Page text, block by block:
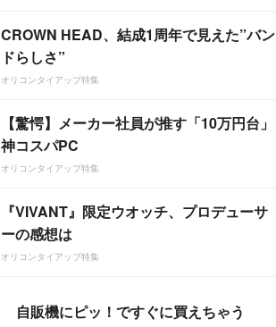
CROWN HEAD、結成1周年で見えた”バン
ドらしさ”
オリコンタイアップ特集
【驚愕】メーカー社員が推す「10万円台」
神コスパPC
オリコンタイアップ特集
『VIVANT』限定ウオッチ、プロデューサ
ーの感想は
オリコンタイアップ特集
自販機にピッ！ですぐに買えちゃう